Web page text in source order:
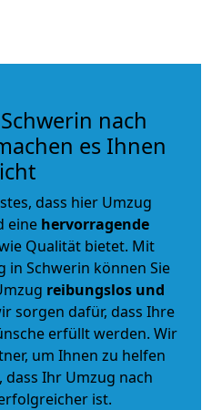
nach
es Ihnen
dass hier Umzug
eine hervorragende
Qualität bietet. Mit
Schwerin können Sie
reibungslos und
sorgen dafür, dass Ihre
erfüllt werden. Wir
um Ihnen zu helfen
Ihr Umzug nach
ist.